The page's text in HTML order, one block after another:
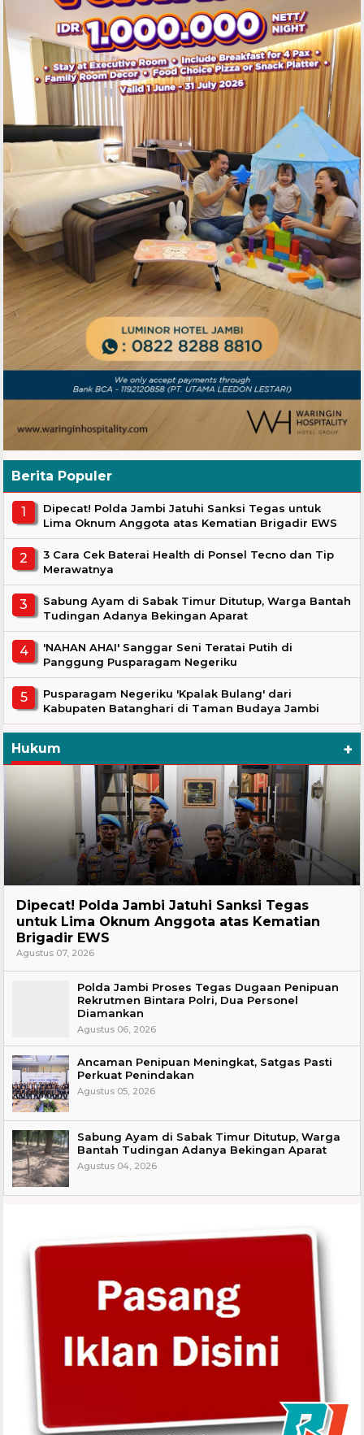
Berita Populer
Dipecat! Polda Jambi Jatuhi Sanksi Tegas untuk
Lima Oknum Anggota atas Kematian Brigadir EWS
3 Cara Cek Baterai Health di Ponsel Tecno dan Tip
Merawatnya
Sabung Ayam di Sabak Timur Ditutup, Warga Bantah
Tudingan Adanya Bekingan Aparat
'NAHAN AHAI' Sanggar Seni Teratai Putih di
Panggung Pusparagam Negeriku
Pusparagam Negeriku 'Kpalak Bulang' dari
Kabupaten Batanghari di Taman Budaya Jambi
Hukum +
Dipecat! Polda Jambi Jatuhi Sanksi Tegas
untuk Lima Oknum Anggota atas Kematian
Brigadir EWS
Agustus 07, 2026
Polda Jambi Proses Tegas Dugaan Penipuan
Rekrutmen Bintara Polri, Dua Personel
Diamankan
Agustus 06, 2026
Ancaman Penipuan Meningkat, Satgas Pasti
Perkuat Penindakan
Agustus 05, 2026
Sabung Ayam di Sabak Timur Ditutup, Warga
Bantah Tudingan Adanya Bekingan Aparat
Agustus 04, 2026